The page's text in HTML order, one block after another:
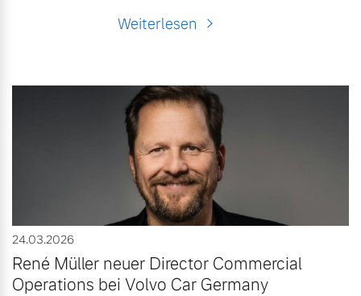
Weiterlesen
24.03.2026
René Müller neuer Director Commercial
Operations bei Volvo Car Germany